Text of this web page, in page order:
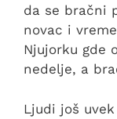
da se bračni
novac i
Njujorku gde
nedelje, a
Ljudi još